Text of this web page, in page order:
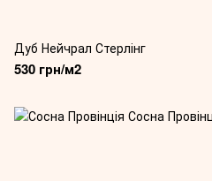
Дуб Нейчрал Стерлінг
530 грн/м2